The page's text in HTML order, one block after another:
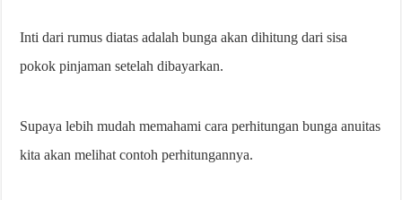
Inti dari rumus diatas adalah bunga akan dihitung dari sisa
pokok pinjaman setelah dibayarkan.
Supaya lebih mudah memahami cara perhitungan bunga anuitas
kita akan melihat contoh perhitungannya.